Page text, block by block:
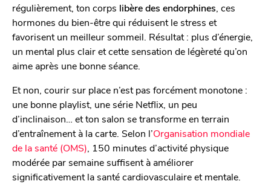
régulièrement, ton corps libère des endorphines , ces
hormones du bien-être qui réduisent le stress et
favorisent un meilleur sommeil. Résultat : plus d’énergie,
un mental plus clair et cette sensation de légèreté qu’on
aime après une bonne séance.
Et non, courir sur place n’est pas forcément monotone :
une bonne playlist, une série Netflix, un peu
d’inclinaison… et ton salon se transforme en terrain
d’entraînement à la carte. Selon l’Organisation mondiale
de la santé (OMS), 150 minutes d’activité physique
modérée par semaine suffisent à améliorer
significativement la santé cardiovasculaire et mentale.